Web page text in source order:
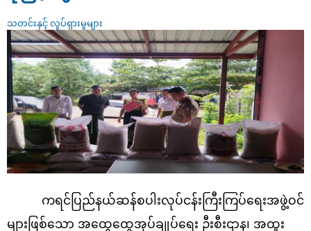
သတင်းနှင့် လှုပ်ရှားမှုများ
ကရင်ပြည်နယ်ဆန်စပါးလုပ်ငန်းကြီးကြပ်ရေးအဖွဲ့ဝင်
များဖြစ်သော အထွေထွေအုပ်ချုပ်ရေး ဦးစီးဌာန၊ အထူး